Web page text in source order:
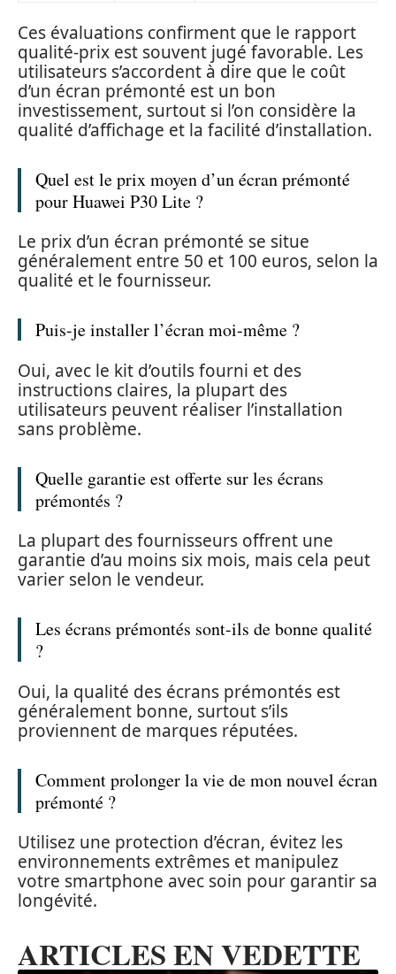
Ces évaluations confirment que le rapport
qualité-prix est souvent jugé favorable. Les
utilisateurs s’accordent à dire que le coût
d’un écran prémonté est un bon
investissement, surtout si l’on considère la
qualité d’affichage et la facilité d’installation.
Quel est le prix moyen d’un écran prémonté
pour Huawei P30 Lite ?
Le prix d’un écran prémonté se situe
généralement entre 50 et 100 euros, selon la
qualité et le fournisseur.
Puis-je installer l’écran moi-même ?
Oui, avec le kit d’outils fourni et des
instructions claires, la plupart des
utilisateurs peuvent réaliser l’installation
sans problème.
Quelle garantie est offerte sur les écrans
prémontés ?
La plupart des fournisseurs offrent une
garantie d’au moins six mois, mais cela peut
varier selon le vendeur.
Les écrans prémontés sont-ils de bonne qualité
?
Oui, la qualité des écrans prémontés est
généralement bonne, surtout s’ils
proviennent de marques réputées.
Comment prolonger la vie de mon nouvel écran
prémonté ?
Utilisez une protection d’écran, évitez les
environnements extrêmes et manipulez
votre smartphone avec soin pour garantir sa
longévité.
ARTICLES EN VEDETTE